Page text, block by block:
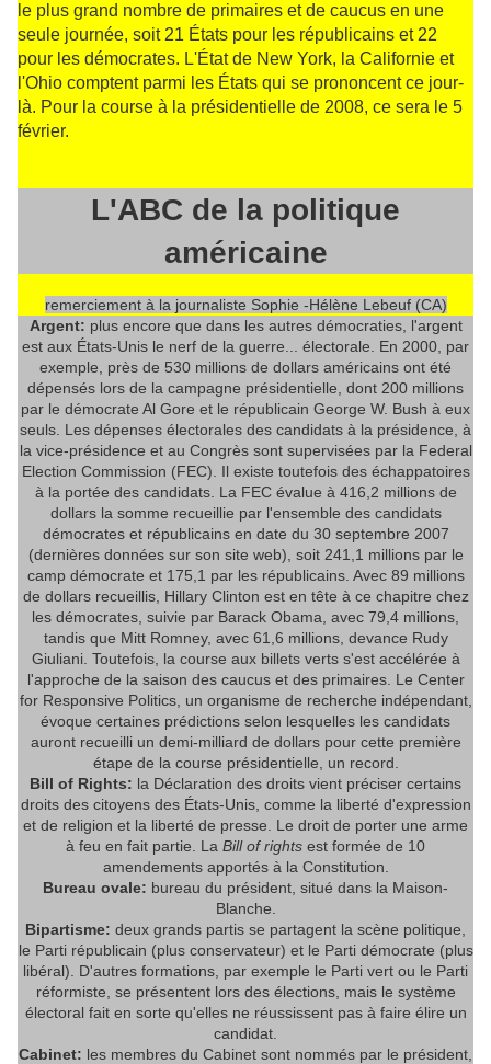
le plus grand nombre de primaires et de caucus en une
seule journée, soit 21 États pour les républicains et 22
pour les démocrates. L'État de New York, la Californie et
l'Ohio comptent parmi les États qui se prononcent ce jour-
là. Pour la course à la présidentielle de 2008, ce sera le 5
février.
L'ABC de la politique
américaine
remerciement à la journaliste Sophie -Hélène Lebeuf (CA)
Argent: plus encore que dans les autres démocraties, l'argent
est aux États-Unis le nerf de la guerre... électorale. En 2000, par
exemple, près de 530 millions de dollars américains ont été
dépensés lors de la campagne présidentielle, dont 200 millions
par le démocrate Al Gore et le républicain George W. Bush à eux
seuls. Les dépenses électorales des candidats à la présidence, à
la vice-présidence et au Congrès sont supervisées par la Federal
Election Commission (FEC). Il existe toutefois des échappatoires
à la portée des candidats. La FEC évalue à 416,2 millions de
dollars la somme recueillie par l'ensemble des candidats
démocrates et républicains en date du 30 septembre 2007
(dernières données sur son site web), soit 241,1 millions par le
camp démocrate et 175,1 par les républicains. Avec 89 millions
de dollars recueillis, Hillary Clinton est en tête à ce chapitre chez
les démocrates, suivie par Barack Obama, avec 79,4 millions,
tandis que Mitt Romney, avec 61,6 millions, devance Rudy
Giuliani. Toutefois, la course aux billets verts s'est accélérée à
l'approche de la saison des caucus et des primaires. Le Center
for Responsive Politics, un organisme de recherche indépendant,
évoque certaines prédictions selon lesquelles les candidats
auront recueilli un demi-milliard de dollars pour cette première
étape de la course présidentielle, un record.
Bill of Rights: la Déclaration des droits vient préciser certains
droits des citoyens des États-Unis, comme la liberté d'expression
et de religion et la liberté de presse. Le droit de porter une arme
à feu en fait partie. La Bill of rights est formée de 10
amendements apportés à la Constitution.
Bureau ovale: bureau du président, situé dans la Maison-
Blanche.
Bipartisme: deux grands partis se partagent la scène politique,
le Parti républicain (plus conservateur) et le Parti démocrate (plus
libéral). D'autres formations, par exemple le Parti vert ou le Parti
réformiste, se présentent lors des élections, mais le système
électoral fait en sorte qu'elles ne réussissent pas à faire élire un
candidat.
Cabinet: les membres du Cabinet sont nommés par le président,